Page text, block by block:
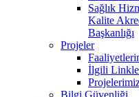
Sağlık
Kalite
Başkanlığı
Projeler
İlgili
Bilgi Güvenliği